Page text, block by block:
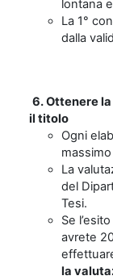
lontana
La 1°
dalla
6. Ottenere
il titolo
Ogni
La
del
Tesi.
Se
avrete
la